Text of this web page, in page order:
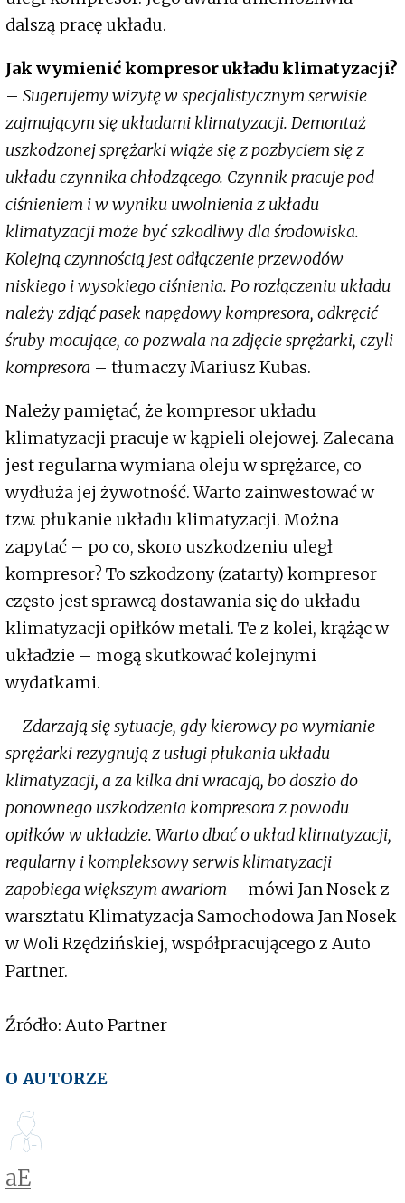
dalszą pracę układu.
Jak wymienić kompresor układu klimatyzacji?
– Sugerujemy wizytę w specjalistycznym serwisie
zajmującym się układami klimatyzacji. Demontaż
uszkodzonej sprężarki wiąże się z pozbyciem się z
układu czynnika chłodzącego. Czynnik pracuje pod
ciśnieniem i w wyniku uwolnienia z układu
klimatyzacji może być szkodliwy dla środowiska.
Kolejną czynnością jest odłączenie przewodów
niskiego i wysokiego ciśnienia. Po rozłączeniu układu
należy zdjąć pasek napędowy kompresora, odkręcić
śruby mocujące, co pozwala na zdjęcie sprężarki, czyli
kompresora – tłumaczy Mariusz Kubas.
Należy pamiętać, że kompresor układu
klimatyzacji pracuje w kąpieli olejowej. Zalecana
jest regularna wymiana oleju w sprężarce, co
wydłuża jej żywotność. Warto zainwestować w
tzw. płukanie układu klimatyzacji. Można
zapytać – po co, skoro uszkodzeniu uległ
kompresor? To szkodzony (zatarty) kompresor
często jest sprawcą dostawania się do układu
klimatyzacji opiłków metali. Te z kolei, krążąc w
układzie – mogą skutkować kolejnymi
wydatkami.
– Zdarzają się sytuacje, gdy kierowcy po wymianie
sprężarki rezygnują z usługi płukania układu
klimatyzacji, a za kilka dni wracają, bo doszło do
ponownego uszkodzenia kompresora z powodu
opiłków w układzie. Warto dbać o układ klimatyzacji,
regularny i kompleksowy serwis klimatyzacji
zapobiega większym awariom – mówi Jan Nosek z
warsztatu Klimatyzacja Samochodowa Jan Nosek
w Woli Rzędzińskiej, współpracującego z Auto
Partner.
Źródło: Auto Partner
O AUTORZE
aE